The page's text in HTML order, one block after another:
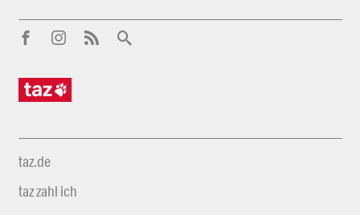
taz.de
taz zahl ich